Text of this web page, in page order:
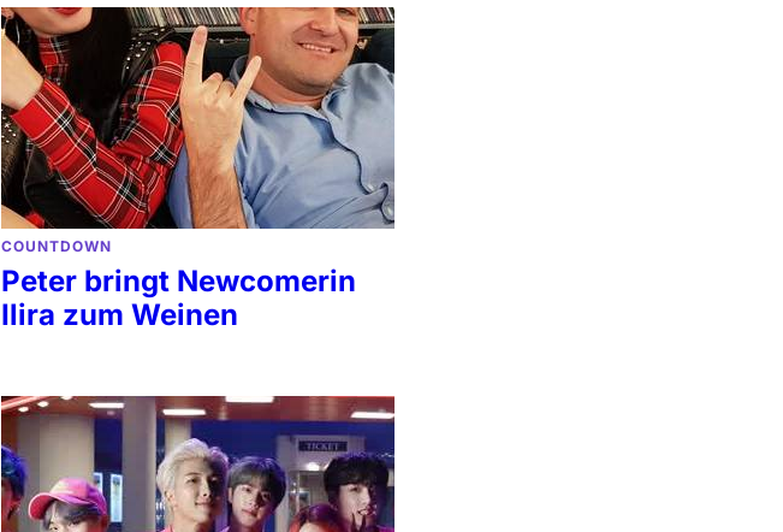
COUNTDOWN
Peter bringt Newcomerin
Ilira zum Weinen